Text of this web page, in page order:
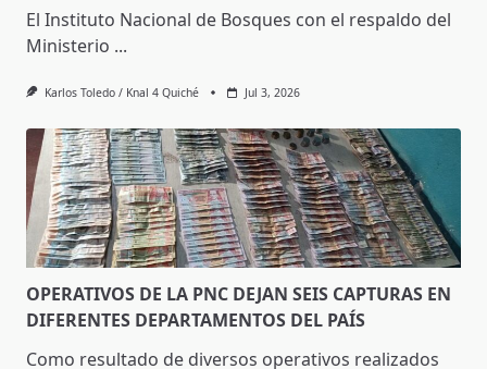
El Instituto Nacional de Bosques con el respaldo del
Ministerio ...
Karlos Toledo / Knal 4 Quiché Jul 3, 2026
OPERATIVOS DE LA PNC DEJAN SEIS CAPTURAS EN
DIFERENTES DEPARTAMENTOS DEL PAÍS
Como resultado de diversos operativos realizados